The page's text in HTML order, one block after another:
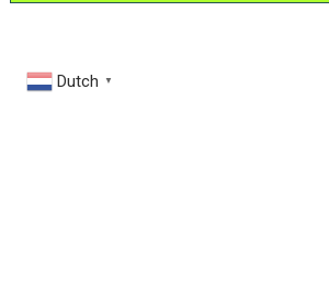
Dutch ▼